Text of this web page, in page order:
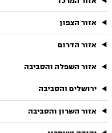
אזור הצפון
אזור הדרום
אזור השפלה והסביבה
ירושלים והסביבה
אזור השרון והסביבה